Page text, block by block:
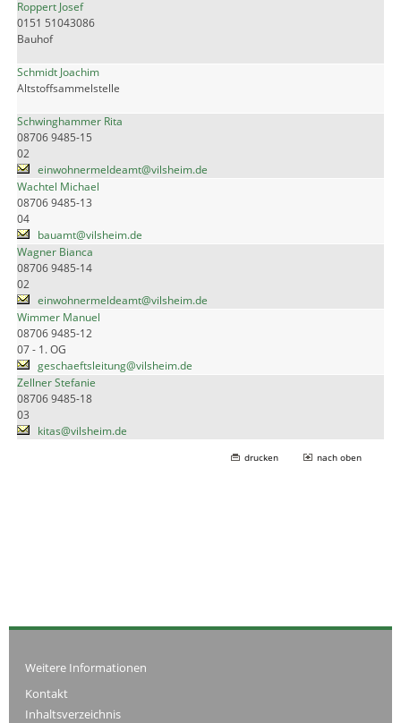
Roppert Josef
0151 51043086
Bauhof
Schmidt Joachim
Altstoffsammelstelle
Schwinghammer Rita
08706 9485-15
02
einwohnermeldeamt@vilsheim.de
Wachtel Michael
08706 9485-13
04
bauamt@vilsheim.de
Wagner Bianca
08706 9485-14
02
einwohnermeldeamt@vilsheim.de
Wimmer Manuel
08706 9485-12
07 - 1. OG
geschaeftsleitung@vilsheim.de
Zellner Stefanie
08706 9485-18
03
kitas@vilsheim.de
drucken nach oben
Weitere Informationen
Kontakt
Inhaltsverzeichnis